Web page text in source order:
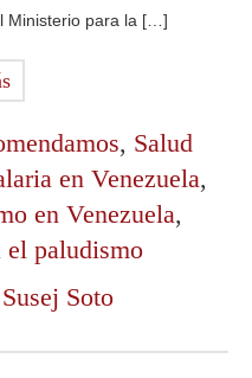
Ministerio para la […]
, Salud
en Venezuela,
en Venezuela,
el paludismo
Susej Soto